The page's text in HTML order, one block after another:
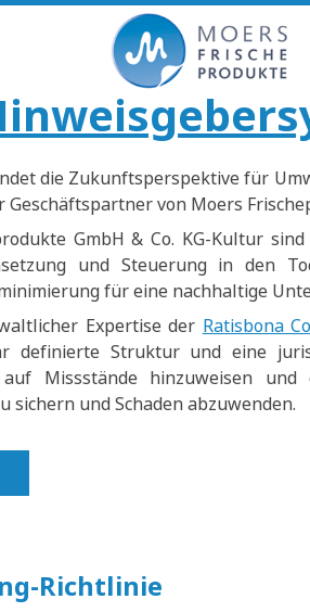
die Zukunftsperspektive für
von Moers
GmbH & Co. KG-Kultur
und Steuerung in den
für eine nachhaltige
Expertise der Ratisbona
definierte Struktur und eine
Missstände hinzuweisen
sichern und Schaden abzuwenden.
Richtlinie